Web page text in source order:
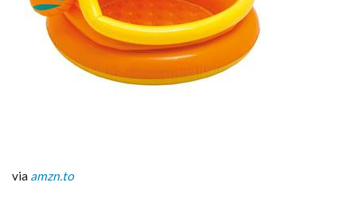
via amzn.to